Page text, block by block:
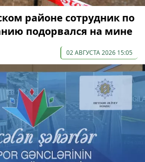
районе сотрудник по
подорвался на мине
02 АВГУСТА 2026 15:05